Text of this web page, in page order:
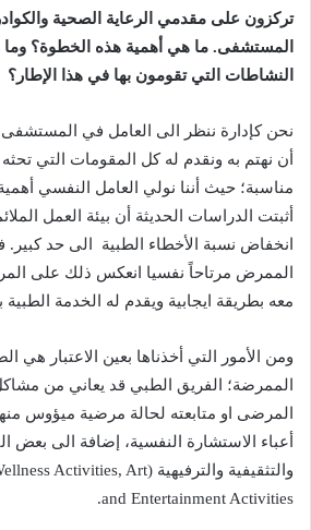
تركزون على مقدمي الرعاية الصحية
المستشفى. ما هي أهمية هذه الخطوة؟ وما
النشاطات
التي تقومون بها في هذا الإطار؟
نحن كإدارة ننظر الى العامل في المستشفى
أن نهتم به ونقدم له كل المقومات التي تحثه
مناسبة؛ حيث أننا نولي العامل النفسي
أثبتت
الدراسات الحديثة أن بيئة العمل
انخفاض نسبة الأخطاء الطبية الى حد كبير .
الممرض مرتاحاً نفسيا انعكس ذلك على
معه بطريقة ايجابية ويقدم له الخدمة الطبية
ومن الأمور التي أخذناها بعين الاعتبار هي
الممرضة؛
الفريق الطبي قد يعاني من
المرضى
او متابعته لحالة مرضية ميؤوس
أعباء
الاستشارة النفسية، إضافة الى بعض
والتثقيفية والترفيهية
Activities, Art
and Entertainment Activities.